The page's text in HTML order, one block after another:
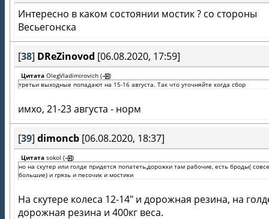
Интересно в каком состоянии мостик ? со стороны
Весьегонска
[38] DReZinovod [06.08.2020, 17:59]
Цитата OlegVladimirovich (
)
третьи выходные попадают на 15-16 августа. Так что уточняйте когда сбор
имхо, 21-23 августа - норм
[39] dimoncb [06.08.2020, 18:37]
Цитата sokol (
)
но на скутер или голде придется попатеть,дорожки там рабочие, есть броды(
большие) и грязь и песочик и мостики
На скутере колеса 12-14" и дорожная резина, на
дорожная резина и 400кг веса.